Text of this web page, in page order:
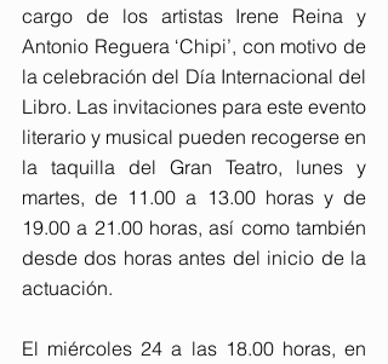
cargo de los artistas Irene Reina y
Antonio Reguera ‘Chipi’, con motivo de
la celebración del Día Internacional del
Libro. Las invitaciones para este evento
literario y musical pueden recogerse en
la taquilla del Gran Teatro, lunes y
martes, de 11.00 a 13.00 horas y de
19.00 a 21.00 horas, así como también
desde dos horas antes del inicio de la
actuación.
El miércoles 24 a las 18.00 horas, en